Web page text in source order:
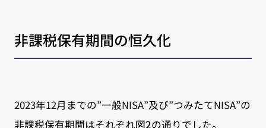
非課税保有期間の恒久化
2023年12月までの”一般NISA”及び”つみたてNISA”の
非課税保有期間はそれぞれ図2の通りでした。